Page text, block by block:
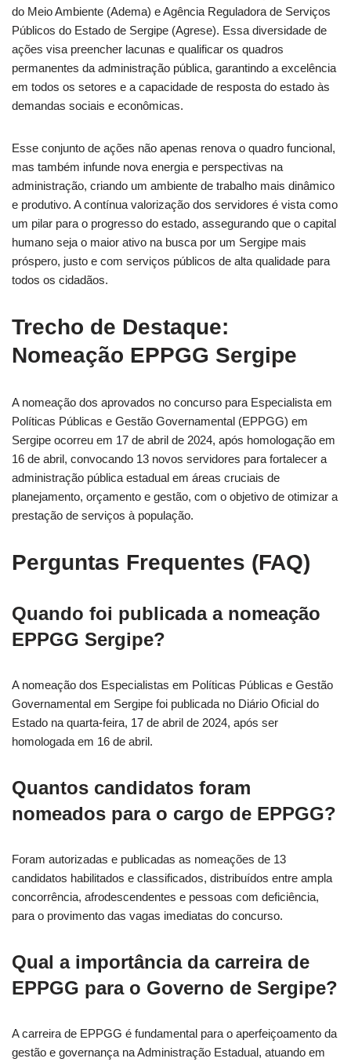
do Meio Ambiente (Adema) e Agência Reguladora de Serviços
Públicos do Estado de Sergipe (Agrese). Essa diversidade de
ações visa preencher lacunas e qualificar os quadros
permanentes da administração pública, garantindo a excelência
em todos os setores e a capacidade de resposta do estado às
demandas sociais e econômicas.
Esse conjunto de ações não apenas renova o quadro funcional,
mas também infunde nova energia e perspectivas na
administração, criando um ambiente de trabalho mais dinâmico
e produtivo. A contínua valorização dos servidores é vista como
um pilar para o progresso do estado, assegurando que o capital
humano seja o maior ativo na busca por um Sergipe mais
próspero, justo e com serviços públicos de alta qualidade para
todos os cidadãos.
Trecho de Destaque:
Nomeação EPPGG Sergipe
A nomeação dos aprovados no concurso para Especialista em
Políticas Públicas e Gestão Governamental (EPPGG) em
Sergipe ocorreu em 17 de abril de 2024, após homologação em
16 de abril, convocando 13 novos servidores para fortalecer a
administração pública estadual em áreas cruciais de
planejamento, orçamento e gestão, com o objetivo de otimizar a
prestação de serviços à população.
Perguntas Frequentes (FAQ)
Quando foi publicada a nomeação
EPPGG Sergipe?
A nomeação dos Especialistas em Políticas Públicas e Gestão
Governamental em Sergipe foi publicada no Diário Oficial do
Estado na quarta-feira, 17 de abril de 2024, após ser
homologada em 16 de abril.
Quantos candidatos foram
nomeados para o cargo de EPPGG?
Foram autorizadas e publicadas as nomeações de 13
candidatos habilitados e classificados, distribuídos entre ampla
concorrência, afrodescendentes e pessoas com deficiência,
para o provimento das vagas imediatas do concurso.
Qual a importância da carreira de
EPPGG para o Governo de Sergipe?
A carreira de EPPGG é fundamental para o aperfeiçoamento da
gestão e governança na Administração Estadual, atuando em